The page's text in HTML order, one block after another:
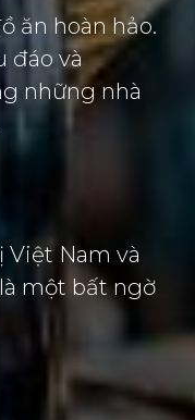
ăn hoàn hảo.
đáo và
những nhà
Việt Nam và
một bất ngờ